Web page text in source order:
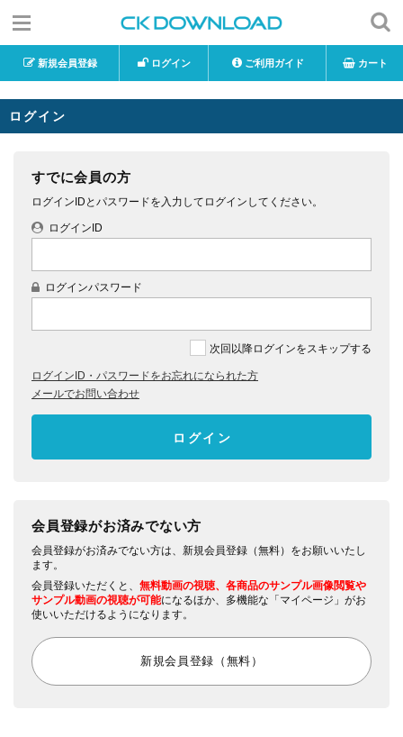
新規会員登録 ログイン ご利用ガイド カート
ログイン
すでに会員の方
ログインIDとパスワードを入力してログインしてください。
ログインID
ログインパスワード
次回以降ログインをスキップする
ログインID・パスワードをお忘れになられた方
メールでお問い合わせ
会員登録がお済みでない方
会員登録がお済みでない方は、新規会員登録（無料）をお願いいたし
ます。
会員登録いただくと、 無料動画の視聴、各商品のサンプル画像閲覧や
サンプル動画の視聴が可能になるほか、多機能な「マイページ」がお
使いいただけるようになります。